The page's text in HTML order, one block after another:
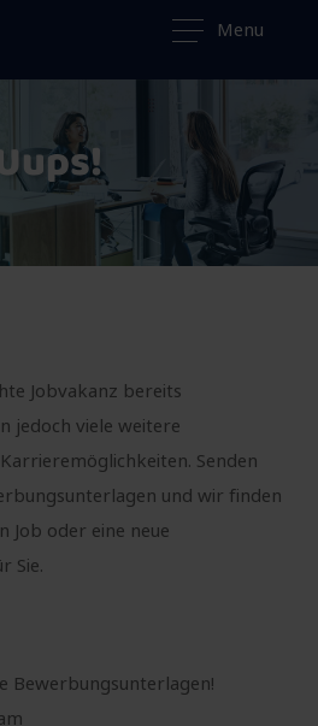
Menu
Jobvakanz bereits
jedoch viele weitere
Senden
und wir finden
Job oder eine neue
Sie.
Bewerbungsunterlagen!